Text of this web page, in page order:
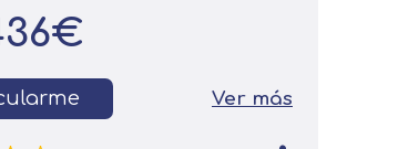
Ver más
mediante el